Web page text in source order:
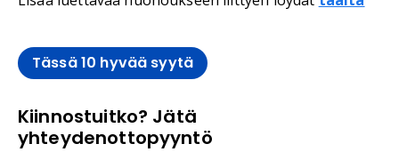
Tässä 10 hyvää syytä
Kiinnostuitko? Jätä
yhteydenottopyyntö